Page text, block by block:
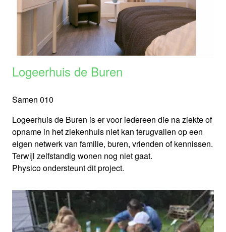
Logeerhuis de Buren
Samen 010
Logeerhuis de Buren is er voor iedereen die na ziekte of
opname in het ziekenhuis niet kan terugvallen op een
eigen netwerk van familie, buren, vrienden of kennissen.
Terwijl zelfstandig wonen nog niet gaat.
Physico ondersteunt dit project.